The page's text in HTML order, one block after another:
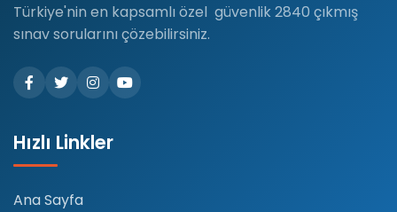
Türkiye'nin en kapsamlı özel güvenlik 2840 çıkmış
sınav sorularını çözebilirsiniz.
Hızlı Linkler
Ana Sayfa